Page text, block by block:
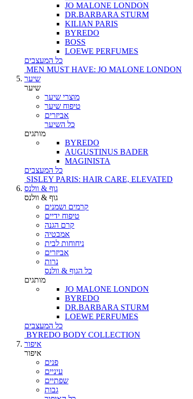
JO MALONE LONDON
DR.BARBARA STURM
KILIAN PARIS
BYREDO
BOSS
LOEWE PERFUMES
כל המעצבים
MEN MUST HAVE: JO MALONE LONDON
שיער
שיער
מוצרי שיער
טיפוח שיער
אביזרים
כל השיער
מותגים
BYREDO
AUGUSTINUS BADER
MAGINISTA
כל המעצבים
SISLEY PARIS: HAIR CARE, ELEVATED
גוף & וולנס
גוף & וולנס
קרמים ושמנים
טיפוח ידיים
קרם הגנה
אמבטיה
ניחוחות לבית
אביזרים
נרות
כל הגוף & וולנס
מותגים
JO MALONE LONDON
BYREDO
DR.BARBARA STURM
LOEWE PERFUMES
כל המעצבים
BYREDO BODY COLLECTION
איפור
איפור
פנים
עיניים
שפתיים
גבות